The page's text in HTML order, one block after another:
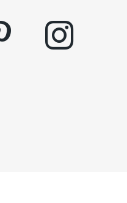
instagram